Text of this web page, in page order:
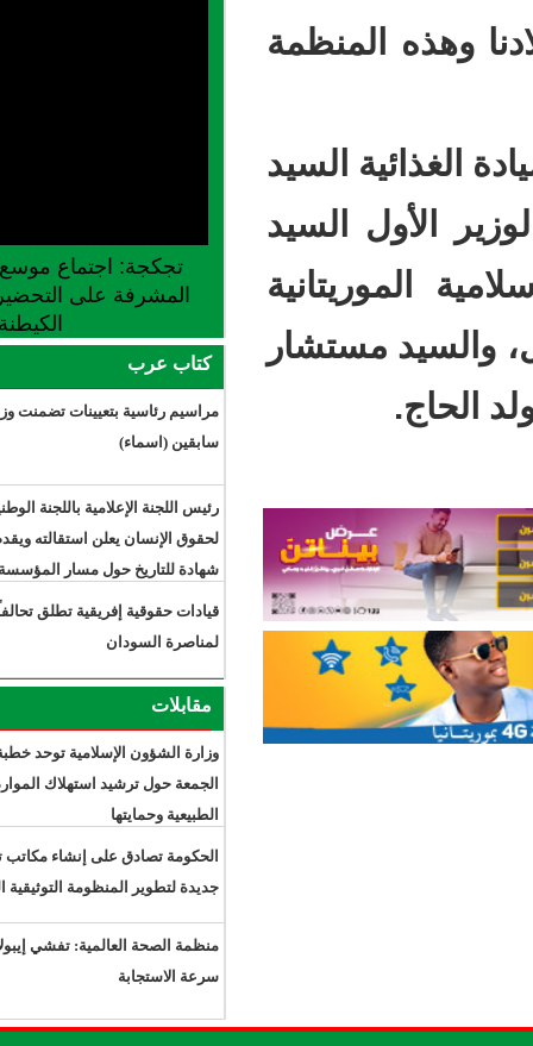
السيد
تجكجة: اجتماع موسع للجنة الجهوية
المشرفة على التحضير لإطلاق موسم
كتاب عرب
مراسيم رئاسية بتعيينات تضمنت وزراء
رئيس اللجنة الإعلامية باللجنة الوطنية
لحقوق الإنسان يعلن استقالته ويقدم
شهادة للتاريخ حول مسار المؤسسة
قيادات حقوقية إفريقية تطلق تحالفاً
لمناصرة السودان
وزارة الشؤون الإسلامية توحد خطبة
الجمعة حول ترشيد استهلاك الموارد
الحكومة تصادق على إنشاء مكاتب توثيق
جديدة لتطوير المنظومة التوثيقية الوطنية
منظمة الصحة العالمية: تفشي إيبولا يتجاوز